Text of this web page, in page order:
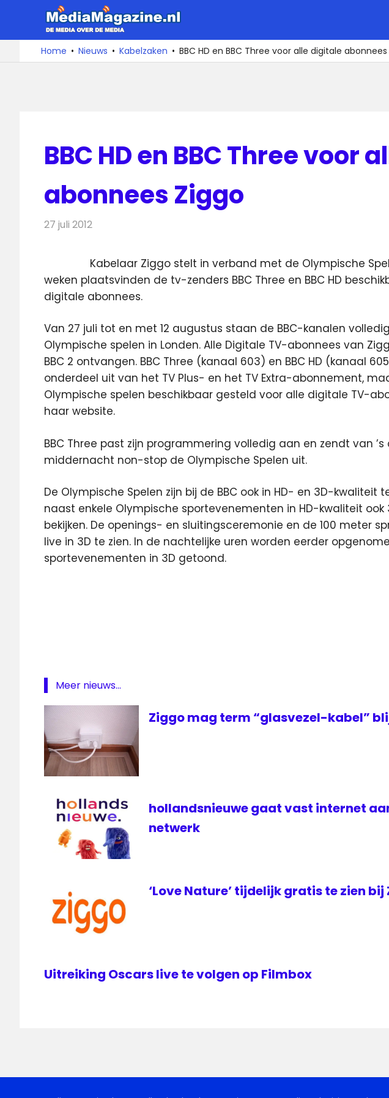
de
De
media
over
Home Nieuws Kabelzaken BBC HD en BBC Three voor alle digitale
BBC HD en BBC Three voor
abonnees Ziggo
27 juli 2012
Kabelaar Ziggo stelt in verband met de Olympische
weken plaatsvinden de tv-zenders BBC Three en BBC HD
digitale abonnees.
Van 27 juli tot en met 12 augustus staan de BBC-kanalen
Olympische spelen in Londen. Alle Digitale TV-abonnees van
BBC 2 ontvangen. BBC Three (kanaal 603) en BBC HD (kanaal
onderdeel uit van het TV Plus- en het TV Extra-abonnement,
Olympische spelen beschikbaar gesteld voor alle digitale TV-
haar website.
BBC Three past zijn programmering volledig aan en zendt van ’s
middernacht non-stop de Olympische Spelen uit.
De Olympische Spelen zijn bij de BBC ook in HD- en 3D-kwaliteit
naast enkele Olympische sportevenementen in HD-kwaliteit
bekijken. De openings- en sluitingsceremonie en de 100 meter
live in 3D te zien. In de nachtelijke uren worden eerder
sportevenementen in 3D getoond.
Spelen
televisie
ziggo
Meer nieuws...
Ziggo mag term “glasvezel-kabel”
hollandsnieuwe gaat vast internet
netwerk
‘Love Nature’ tijdelijk gratis te zien bij
Uitreiking Oscars live te volgen op Filmbox